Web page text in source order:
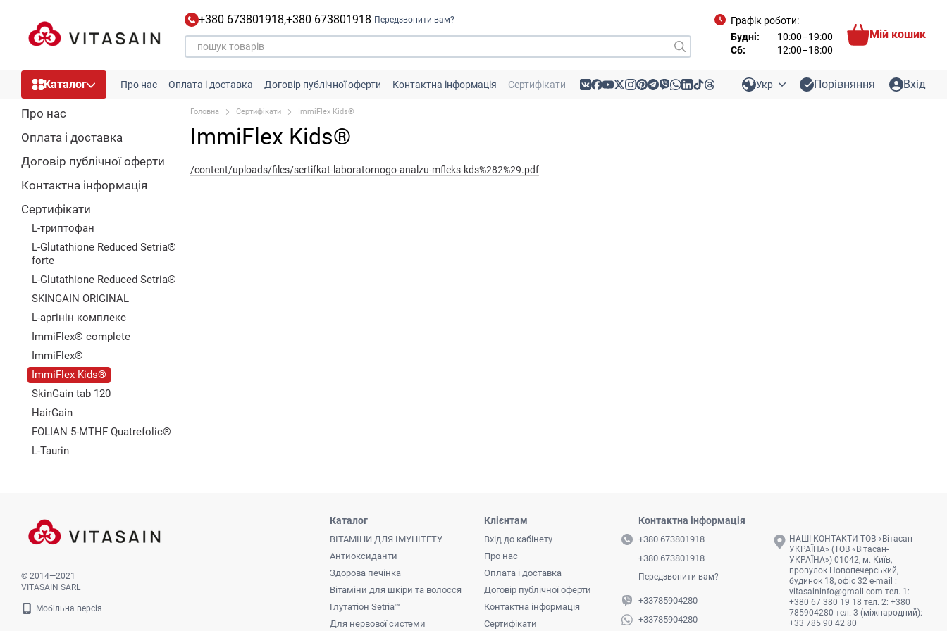
+380 673801918,+380 673801918 Передзвонити вам?
Графік роботи:
Будні:
10:00–19:00
Сб:
12:00–18:00
Мій кошик
Каталог Про нас Оплата і доставка Договір публічної оферти Контактна інформація Сертифікати Укр Порівняння Вхід
Головна Сертифікати ImmiFlex Kids®
ImmiFlex Kids®
/content/uploads/files/sertifkat-laboratornogo-analzu-mfleks-kds%282%29.pdf
Про нас
Оплата і доставка
Договір публічної оферти
Контактна інформація
Сертифікати
L-триптофан
L-Glutathione Reduced Setria®
forte
L-Glutathione Reduced Setria®
SKINGAIN ORIGINAL
L-аргінін комплекс
ImmiFlex® complete
ImmiFlex®
ImmiFlex Kids®
SkinGain tab 120
HairGain
FOLIAN 5-MTHF Quatrefolic®
L-Taurin
© 2014—2021
VITASAIN SARL
Мобільна версія
Каталог
ВІТАМІНИ ДЛЯ ІМУНІТЕТУ
Антиоксиданти
Здорова печінка
Вітаміни для шкіри та волосся
Глутатіон Setria™
Для нервової системи
Клієнтам
Вхід до кабінету
Про нас
Оплата і доставка
Договір публічної оферти
Контактна інформація
Сертифікати
Контактна інформація
+380 673801918
+380 673801918
Передзвонити вам?
+33785904280
+33785904280
НАШІ КОНТАКТИ ТОВ «Вітасан-
УКРАЇНА» (ТОВ «Вітасан-
УКРАЇНА») 01042, м. Київ,
провулок Новопечерський,
будинок 18, офіс 32 e-mail :
vitasaininfo@gmail.com
+380 67 380 19 18 тел. 2: +380
785904280 тел. 3 (міжнародний):
+33 785 90 42 80